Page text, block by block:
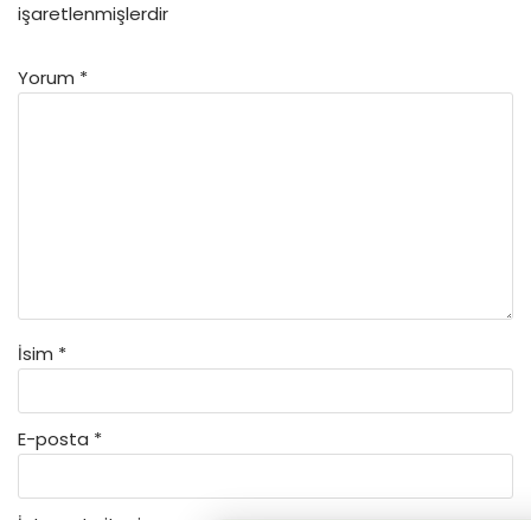
işaretlenmişlerdir
Yorum *
İsim *
E-posta *